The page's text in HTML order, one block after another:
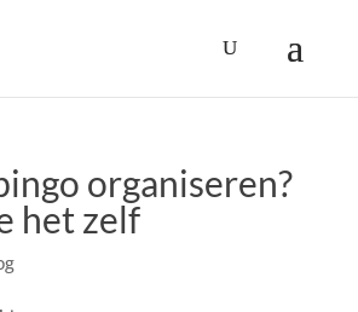
organiseren?
het zelf